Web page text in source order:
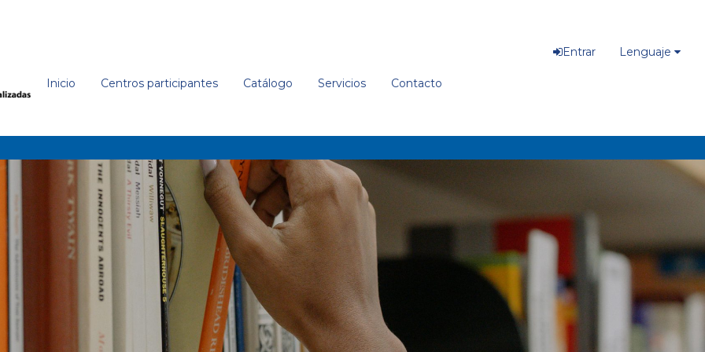
Inicio Centros participantes Catálogo Servicios Contacto
Entrar Lenguaje